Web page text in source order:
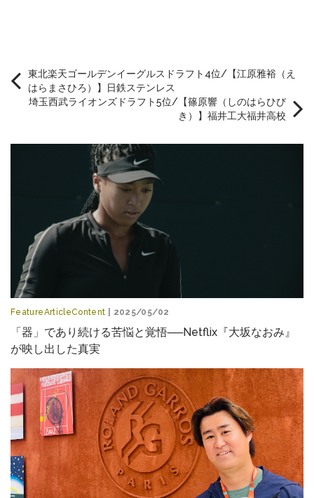
東北楽天ゴールデンイーグルスドラフト4位/【江原雅裕（え
はらまさひろ）】日鉄ステンレス
埼玉西武ライオンズドラフト5位/【篠原響（しのはらひび
き）】福井工大福井高校
FeatureArticleContent | 2025/05/02
「器」であり続ける苦悩と覚悟──Netflix『大坂なおみ』
が映し出した真実